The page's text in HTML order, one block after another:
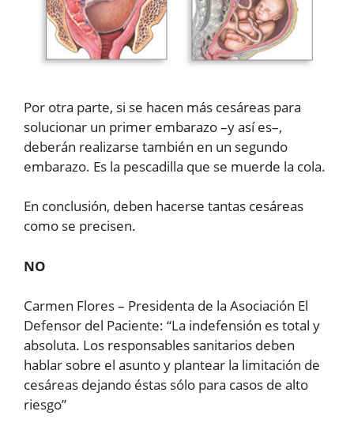
Por otra parte, si se hacen más cesáreas para
solucionar un primer embarazo –y así es–,
deberán realizarse también en un segundo
embarazo. Es la pescadilla que se muerde la cola.
En conclusión, deben hacerse tantas cesáreas
como se precisen.
NO
Carmen Flores – Presidenta de la Asociación El
Defensor del Paciente: “La indefensión es total y
absoluta. Los responsables sanitarios deben
hablar sobre el asunto y plantear la limitación de
cesáreas dejando éstas sólo para casos de alto
riesgo”